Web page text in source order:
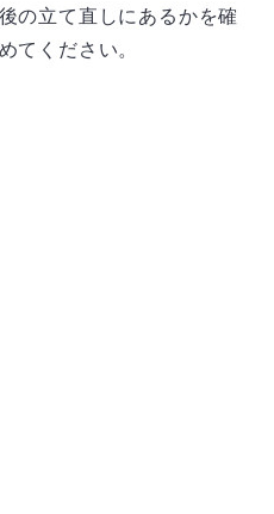
の立て直しにあるかを確
てください。